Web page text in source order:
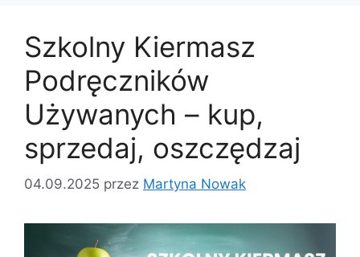
Szkolny Kiermasz
Podręczników
Używanych – kup,
sprzedaj, oszczędzaj
04.09.2025 przez Martyna Nowak